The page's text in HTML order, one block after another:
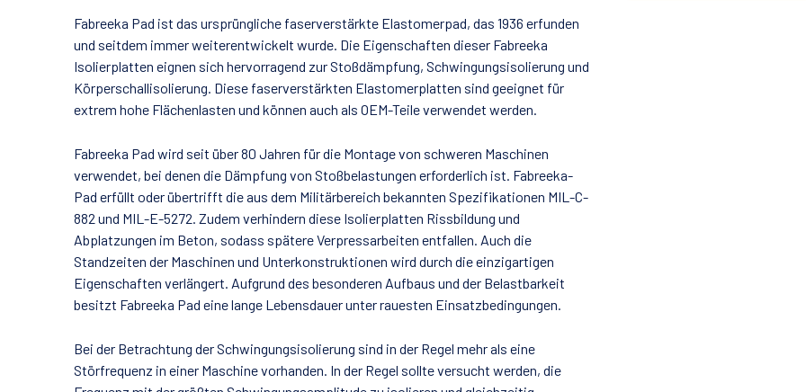
Fabreeka Pad ist das ursprüngliche faserverstärkte Elastomerpad, das 1936 erfunden
und seitdem immer weiterentwickelt wurde. Die Eigenschaften dieser Fabreeka
Isolierplatten eignen sich hervorragend zur Stoßdämpfung, Schwingungsisolierung und
Körperschallisolierung. Diese faserverstärkten Elastomerplatten sind geeignet für
extrem hohe Flächenlasten und können auch als OEM-Teile verwendet werden.
Fabreeka Pad wird seit über 80 Jahren für die Montage von schweren Maschinen
verwendet, bei denen die Dämpfung von Stoßbelastungen erforderlich ist. Fabreeka-
Pad erfüllt oder übertrifft die aus dem Militärbereich bekannten Spezifikationen MIL-C-
882 und MIL-E-5272. Zudem verhindern diese Isolierplatten Rissbildung und
Abplatzungen im Beton, sodass spätere Verpressarbeiten entfallen. Auch die
Standzeiten der Maschinen und Unterkonstruktionen wird durch die einzigartigen
Eigenschaften verlängert. Aufgrund des besonderen Aufbaus und der Belastbarkeit
besitzt Fabreeka Pad eine lange Lebensdauer unter rauesten Einsatzbedingungen.
Bei der Betrachtung der Schwingungsisolierung sind in der Regel mehr als eine
Störfrequenz in einer Maschine vorhanden. In der Regel sollte versucht werden, die